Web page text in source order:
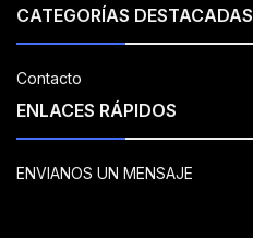
CATEGORÍAS DESTACADAS
Contacto
ENLACES RÁPIDOS
ENVIANOS UN MENSAJE